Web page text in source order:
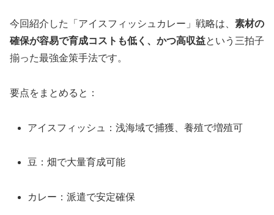
今回紹介した「アイスフィッシュカレー」戦略は、 素材の
確保が容易で育成コストも低く、かつ高収益という三拍子
揃った最強金策手法です。
要点をまとめると：
アイスフィッシュ：浅海域で捕獲、養殖で増殖可
豆：畑で大量育成可能
カレー：派遣で安定確保